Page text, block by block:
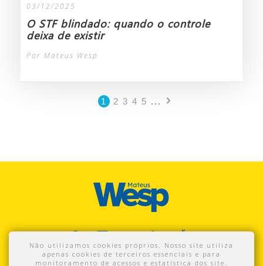
Não utilizamos cookies próprios. Nosso site utiliza
apenas cookies de terceiros essenciais e para
monitoramento de acessos e estatística dos site.
03/12/2025
O STF blindado: quando o controle
deixa de existir
Por Mateus Wesp
1 2 3 4 5 ...